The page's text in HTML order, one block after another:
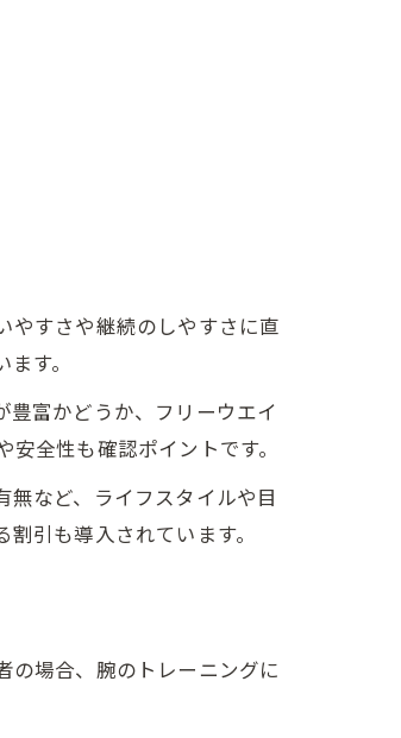
やすさや継続のしやすさに直
す。
富かどうか、フリーウエイ
全性も確認ポイントです。
など、ライフスタイルや目
引も導入されています。
の場合、腕のトレーニングに